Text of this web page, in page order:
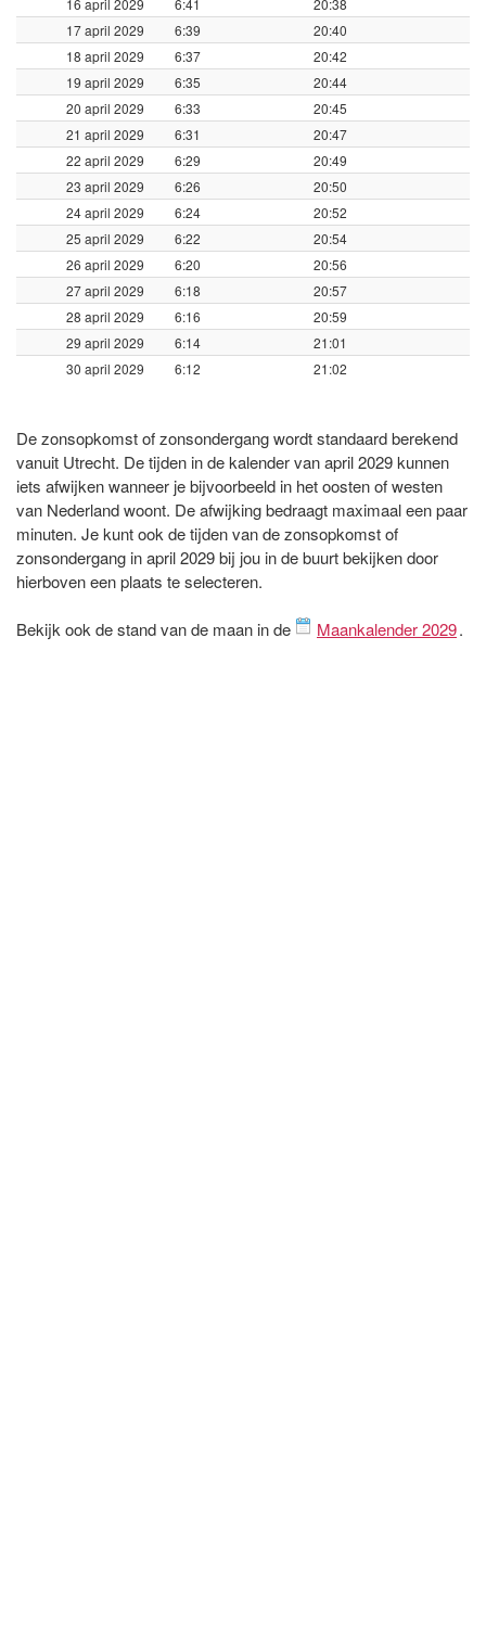
17 april 2029
6:39
20:40
18 april 2029
6:37
20:42
19 april 2029
6:35
20:44
20 april 2029
6:33
20:45
21 april 2029
6:31
20:47
22 april 2029
6:29
20:49
23 april 2029
6:26
20:50
24 april 2029
6:24
20:52
25 april 2029
6:22
20:54
26 april 2029
6:20
20:56
27 april 2029
6:18
20:57
28 april 2029
6:16
20:59
29 april 2029
6:14
21:01
30 april 2029
6:12 21:02
De zonsopkomst of zonsondergang wordt standaard berekend
vanuit Utrecht. De tijden in de kalender van april 2029 kunnen
iets afwijken wanneer je bijvoorbeeld in het oosten of westen
van Nederland woont. De afwijking bedraagt maximaal een paar
minuten. Je kunt ook de tijden van de zonsopkomst of
zonsondergang in april 2029 bij jou in de buurt bekijken door
hierboven een plaats te selecteren.
Bekijk ook de stand van de maan in de Maankalender 2029.